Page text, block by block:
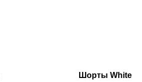
Шорты White